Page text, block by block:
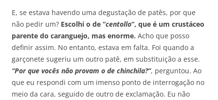
E, se estava havendo uma degustação de patês, por que
não pedir um? Escolhi o de “centollo“, que é um crustáceo
parente do caranguejo, mas enorme. Acho que posso
definir assim. No entanto, estava em falta. Foi quando a
garçonete sugeriu um outro patê, em substituição a esse.
“Por que vocês não provam o de chinchila?”, perguntou. Ao
que eu respondi com um imenso ponto de interrogação no
meio da cara, seguido de outro de exclamação. Eu não